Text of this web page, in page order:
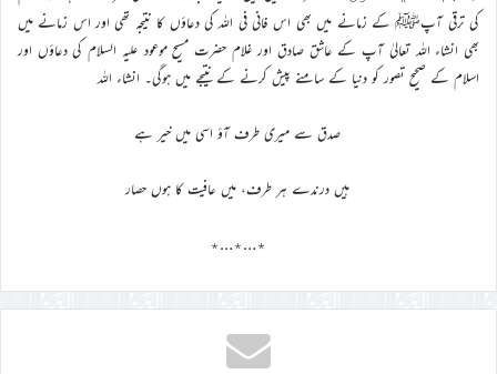
کی ترقی آپﷺ کے زمانے میں بھی اس فانی فی اللہ کی دعاؤں کا نتیجہ تھی اور اس زمانے میں
بھی انشاء اللہ تعالیٰ آپ کے عاشق صادق اور غلام حضرت مسیح موعود علیہ السلام کی دعاؤں اور
اسلام کے صحیح تصور کو دنیا کے سامنے پیش کرنے کے نتیجے میں ہوگی۔ انشاء اللہ
صدق سے میری طرف آؤ اسی میں خیر ہے
ہیں درندے ہر طرف، میں عافیت کا ہوں حصار
٭…٭…٭